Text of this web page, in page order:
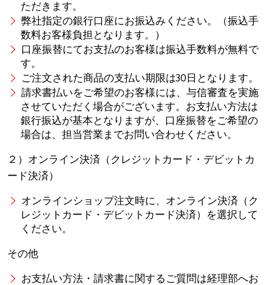
ただきます。
弊社指定の銀行口座にお振込みください。（振込手
数料お客様負担となります。）
口座振替にてお支払のお客様は振込手数料が無料で
す。
ご注文された商品の支払い期限は30日となります。
請求書払いをご希望のお客様には、与信審査を実施
させていただく場合がございます。お支払い方法は
銀行振込が基本となりますが、口座振替をご希望の
場合は、担当営業までお問い合わせください。
２）オンライン決済（クレジットカード・デビットカ
ード決済）
オンラインショップ注文時に、オンライン決済（ク
レジットカード・デビットカード決済）を選択して
ください。
その他
お支払い方法・請求書に関するご質問は経理部へお